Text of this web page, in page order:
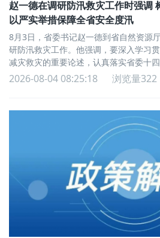
赵一德在调研防汛救灾工作时强调
以严实举措保障全省安全度汛
8月3日，省委书记赵一德到省自然资源
研防汛救灾工作。他强调，要深入学习
减灾救灾的重要论述，认真落实省委十
立和践行正确政绩观，树牢底线思维、
2026-08-04 08:25:18 浏览量322